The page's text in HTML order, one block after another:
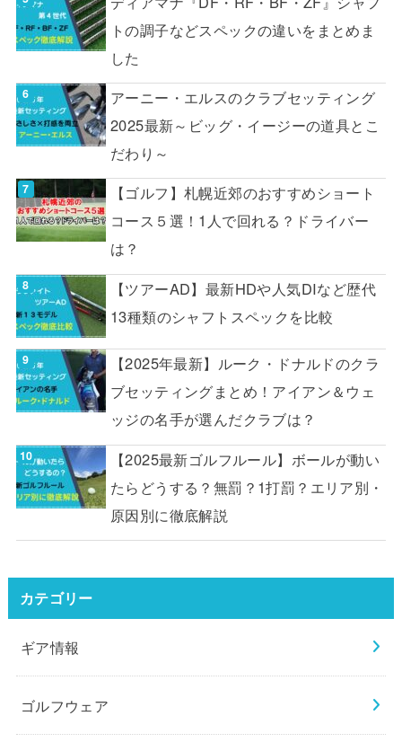
トの調子などスペックの違いをまとめま
した
アーニー・エルスのクラブセッティング
2025最新～ビッグ・イージーの道具とこ
だわり～
【ゴルフ】札幌近郊のおすすめショート
コース５選！1人で回れる？ドライバー
は？
【ツアーAD】最新HDや人気DIなど歴代
13種類のシャフトスペックを比較
【2025年最新】ルーク・ドナルドのクラ
ブセッティングまとめ！アイアン＆ウェ
ッジの名手が選んだクラブは？
【2025最新ゴルフルール】ボールが動い
たらどうする？無罰？1打罰？エリア別・
原因別に徹底解説
カテゴリー
ギア情報
ゴルフウェア